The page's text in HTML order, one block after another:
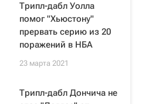
Трипл-дабл Уолла
помог "Хьюстону"
прервать серию из 20
поражений в НБА
23 марта 2021
Трипл-дабл Дончича не